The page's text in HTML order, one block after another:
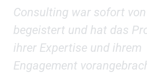
Consulting war sofort
begeistert und hat das
ihrer Expertise und ihrem
Engagement